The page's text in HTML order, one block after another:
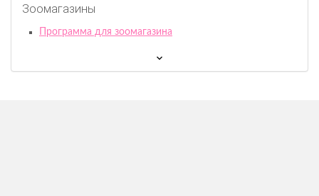
Зоомагазины
Программа для зоомагазина